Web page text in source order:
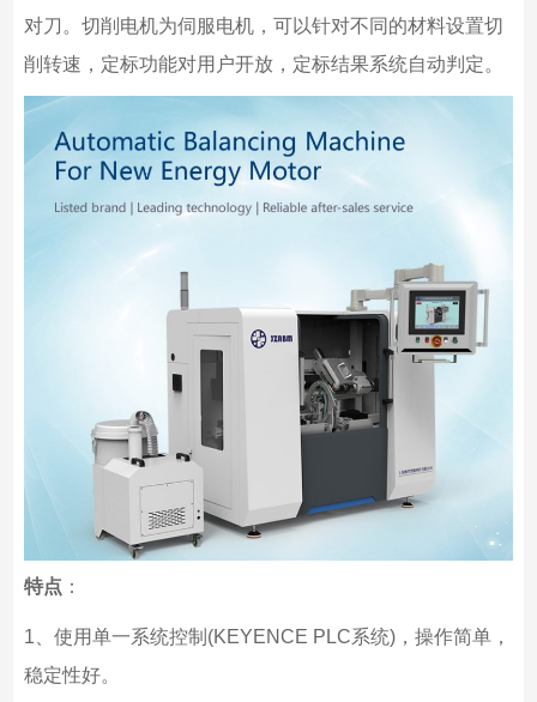
对刀。切削电机为伺服电机，可以针对不同的材料设置切
削转速，定标功能对用户开放，定标结果系统自动判定。
特点 ：
1、使用单一系统控制(KEYENCE PLC系统)，操作简单，
稳定性好。